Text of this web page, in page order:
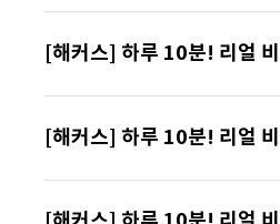
[해커스] 하루 10분! 리얼
[해커스] 하루 10분! 리얼